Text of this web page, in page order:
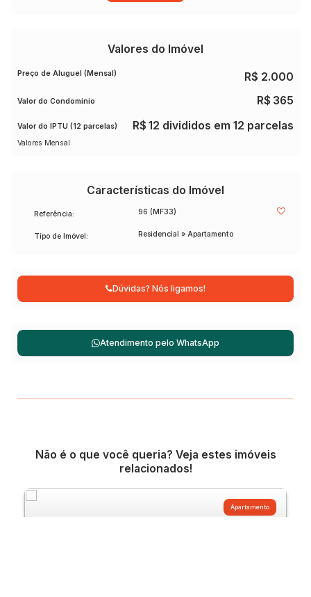
Valores do Imóvel
R$ 2.000
Preço de Aluguel (Mensal)
Valores Mensal
Valor do IPTU (12 parcelas) R$ 12 divididos em 12 parcelas
Valor do Condominio R$ 365
Características do Imóvel
Referência: 96 (MF33)
Tipo de Imóvel: Residencial » Apartamento
Dúvidas? Nós ligamos!
Atendimento pelo WhatsApp
Não é o que você queria? Veja estes imóveis
relacionados!
Apartamento